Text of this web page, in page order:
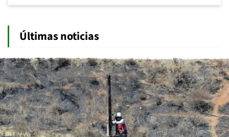
Últimas noticias